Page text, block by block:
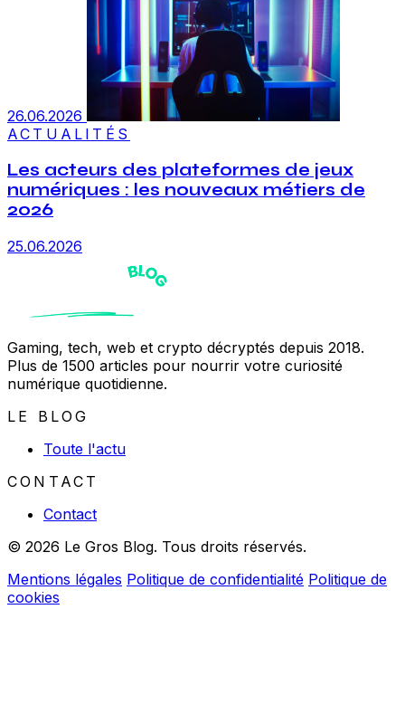
26.06.2026
ACTUALITÉS
Les acteurs des plateformes de jeux
numériques : les nouveaux métiers de
2026
25.06.2026
Gaming, tech, web et crypto décryptés depuis 2018.
Plus de 1500 articles pour nourrir votre curiosité
numérique quotidienne.
LE BLOG
Toute l'actu
CONTACT
Contact
© 2026 Le Gros Blog. Tous droits réservés.
Mentions légales Politique de confidentialité Politique de
cookies